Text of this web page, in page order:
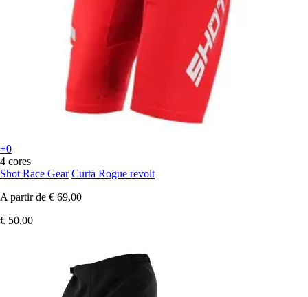
+0
4 cores
Shot Race Gear Curta Rogue revolt
A partir de € 69,00
€ 50,00